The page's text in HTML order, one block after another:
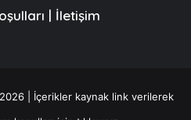
| İletişim
| İçerikler kaynak link verilerek